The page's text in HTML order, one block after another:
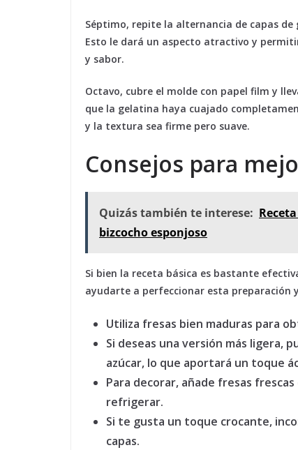
Séptimo, repite la alternancia de capas
Esto le dará un aspecto atractivo y
y sabor.
Octavo, cubre el molde con papel film y
que la gelatina haya cuajado
y la textura sea firme pero suave.
Consejos para
Quizás también te interese:
bizcocho esponjoso
Si bien la receta básica es bastante
ayudarte a perfeccionar esta preparación
Utiliza fresas bien maduras para
Si deseas una versión más ligera,
azúcar, lo que aportará un toque
Para decorar, añade fresas
refrigerar.
Si te gusta un toque crocante,
capas.